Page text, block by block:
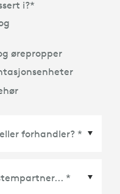
i?*
ørepropper